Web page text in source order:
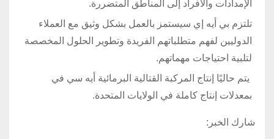
الإمدادات والأفراد إلى المناطق المتضررة.
تلتزم بي أيه إي سيستمز بالعمل بشكل وثيق مع العملاء
الدوليين لفهم متطلباتهم الفريدة وتطوير الحلول المخصصة
لتلبية احتياجات مهماتهم.
يتم حاليًا إنتاج المركبة القتالية البرمائية أيه سي في
بمعدلات إنتاج كاملة في الولايات المتحدة.
شارك الخبر: